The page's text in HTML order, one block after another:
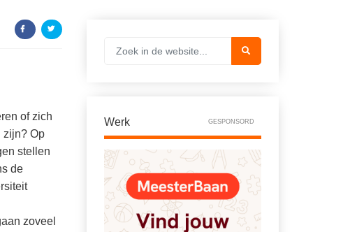
of zich
zijn? Op
stellen
de
zoveel
Werk GESPONSORD